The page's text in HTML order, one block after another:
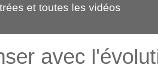
et toutes les vidéos
avec